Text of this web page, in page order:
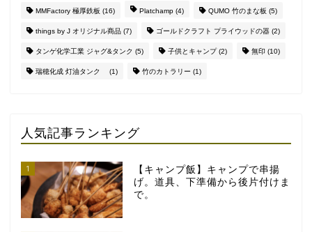
MMFactory 極厚鉄板 (16) Platchamp (4) QUMO 竹のまな板 (5)
things by J オリジナル商品 (7) ゴールドクラフト プライウッドの器 (2)
タンゲ化学工業 ジャグ&タンク (5) 子供とキャンプ(2) 無印 (10)
瑞穂化成 灯油タンク (1) 竹のカトラリー (1)
人気記事ランキング
1
【キャンプ飯】キャンプで串揚
げ。道具、下準備から後片付けま
で。